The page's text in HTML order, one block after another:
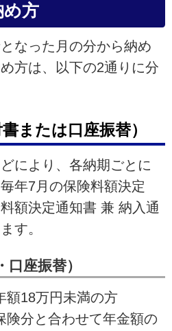
め方
なった月の分から納め
方は、以下の2通りに分
または口座振替）
により、各納期ごとに
年7月の保険料額決定
額決定通知書 兼 納入通
す。
座振替）
額18万円未満の方
険分と合わせて年金額の